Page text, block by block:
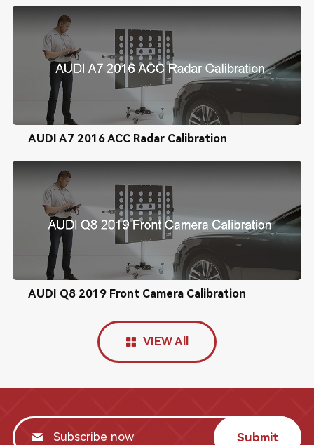
AUDI A7 2016 ACC Radar Calibration
AUDI Q8 2019 Front Camera Calibration
VIEW All
Submit